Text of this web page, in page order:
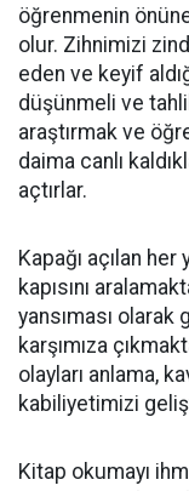
öğrenmenin
olur. Zihnimizi
eden ve keyif
düşünmeli ve
araştırmak ve
daima canlı
açtırlar.
Kapağı açılan
kapısını
yansıması
karşımıza
olayları anlama,
kabiliyetimizi
Kitap okumayı